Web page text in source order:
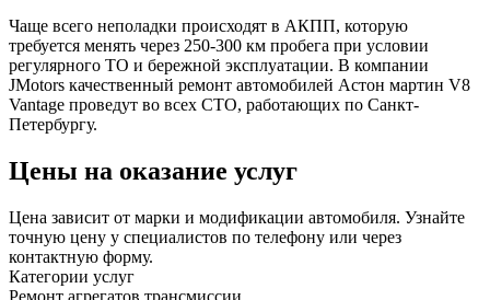
Чаще всего неполадки происходят в АКПП, которую
требуется менять через 250-300 км пробега при условии
регулярного ТО и бережной эксплуатации. В компании
JMotors качественный ремонт автомобилей Астон мартин V8
Vantage проведут во всех СТО, работающих по Санкт-
Петербургу.
Цены на оказание услуг
Цена зависит от марки и модификации автомобиля. Узнайте
точную цену у специалистов по телефону или через
контактную форму.
Категории услуг